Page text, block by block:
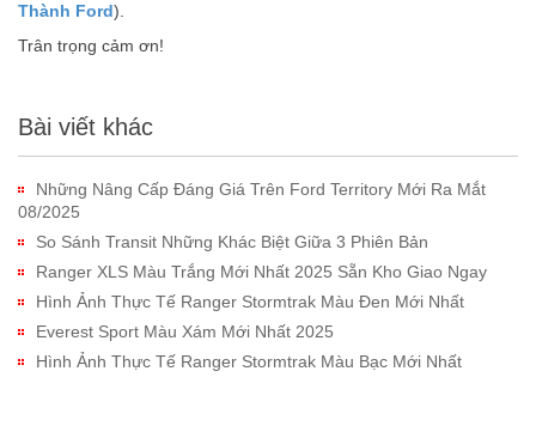
Thành Ford).
Trân trọng cảm ơn!
Bài viết khác
Những Nâng Cấp Đáng Giá Trên Ford Territory Mới Ra Mắt
08/2025
So Sánh Transit Những Khác Biệt Giữa 3 Phiên Bản
Ranger XLS Màu Trắng Mới Nhất 2025 Sẵn Kho Giao Ngay
Hình Ảnh Thực Tế Ranger Stormtrak Màu Đen Mới Nhất
Everest Sport Màu Xám Mới Nhất 2025
Hình Ảnh Thực Tế Ranger Stormtrak Màu Bạc Mới Nhất